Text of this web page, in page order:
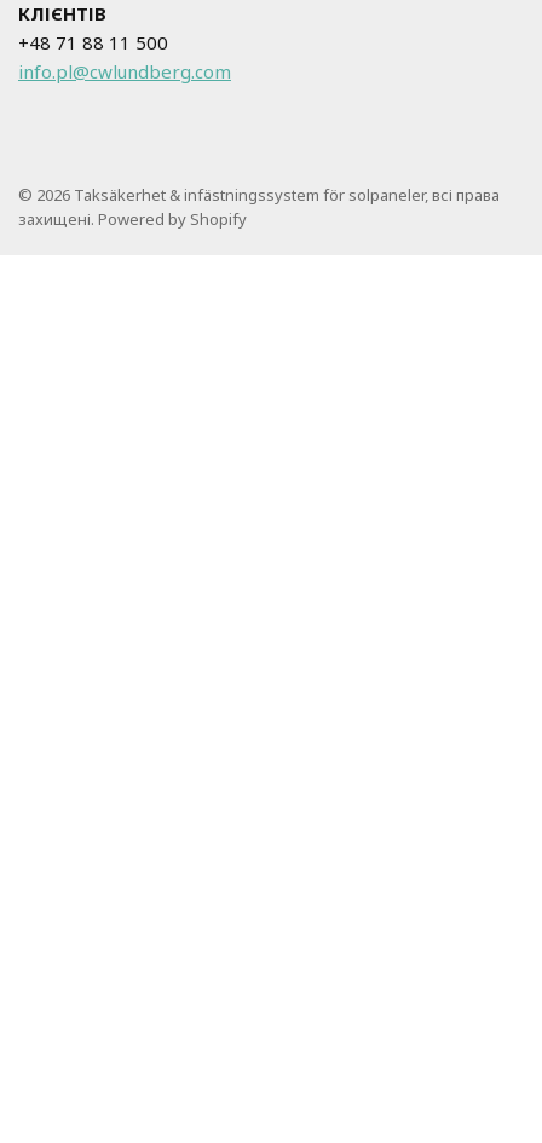
КЛІЄНТІВ
+48 71 88 11 500
info.pl@cwlundberg.com
© 2026 Taksäkerhet & infästningssystem för solpaneler, всі права
захищені. Powered by Shopify